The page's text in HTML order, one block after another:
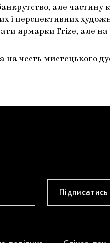
але
перспективних
ярмарки Frize, але
на честь мистецького
Підписатись